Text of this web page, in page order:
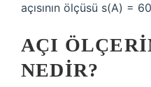
açısının ölçüsü s(A) =
AÇI
NEDIR?